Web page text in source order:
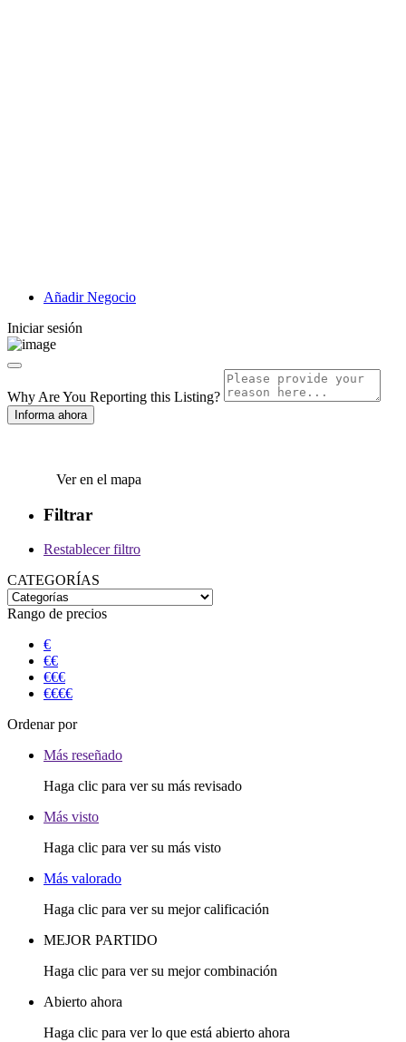
Añadir Negocio
Iniciar sesión
Why Are You Reporting this Listing?
Informa ahora
Ver en el mapa
Filtrar
Restablecer filtro
CATEGORÍAS
Rango de precios
€
€€
€€€
€€€€
Ordenar por
Más reseñado
Haga clic para ver su más revisado
Más visto
Haga clic para ver su más visto
Más valorado
Haga clic para ver su mejor calificación
MEJOR PARTIDO
Haga clic para ver su mejor combinación
Abierto ahora
Haga clic para ver lo que está abierto ahora